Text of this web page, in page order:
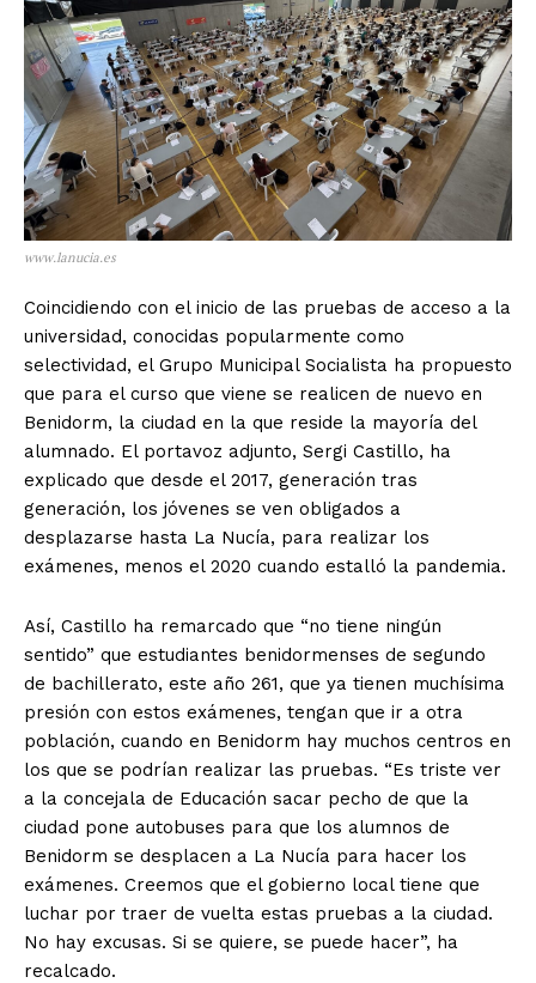
www.lanucia.es
Coincidiendo con el inicio de las pruebas de acceso a la
universidad, conocidas popularmente como
selectividad, el Grupo Municipal Socialista ha propuesto
que para el curso que viene se realicen de nuevo en
Benidorm, la ciudad en la que reside la mayoría del
alumnado. El portavoz adjunto, Sergi Castillo, ha
explicado que desde el 2017, generación tras
generación, los jóvenes se ven obligados a
desplazarse hasta La Nucía, para realizar los
exámenes, menos el 2020 cuando estalló la pandemia.
Así, Castillo ha remarcado que “no tiene ningún
sentido” que estudiantes benidormenses de segundo
de bachillerato, este año 261, que ya tienen muchísima
presión con estos exámenes, tengan que ir a otra
población, cuando en Benidorm hay muchos centros en
los que se podrían realizar las pruebas. “Es triste ver
a la concejala de Educación sacar pecho de que la
ciudad pone autobuses para que los alumnos de
Benidorm se desplacen a La Nucía para hacer los
exámenes. Creemos que el gobierno local tiene que
luchar por traer de vuelta estas pruebas a la ciudad.
No hay excusas. Si se quiere, se puede hacer”, ha
recalcado.